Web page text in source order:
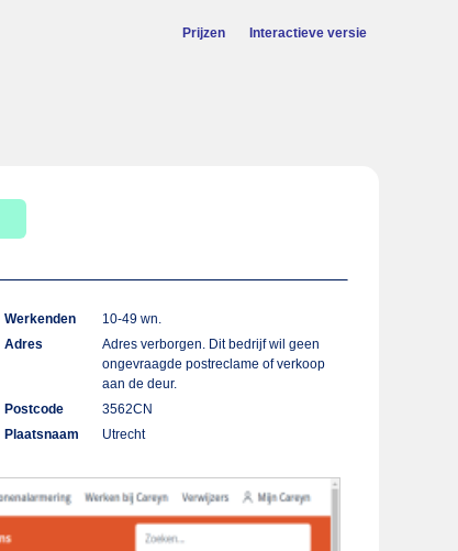
Prijzen Interactieve versie
Werkenden
10-49 wn.
Adres
Adres verborgen. Dit bedrijf wil geen
ongevraagde postreclame of verkoop
aan de deur.
Postcode
3562CN
Plaatsnaam
Utrecht